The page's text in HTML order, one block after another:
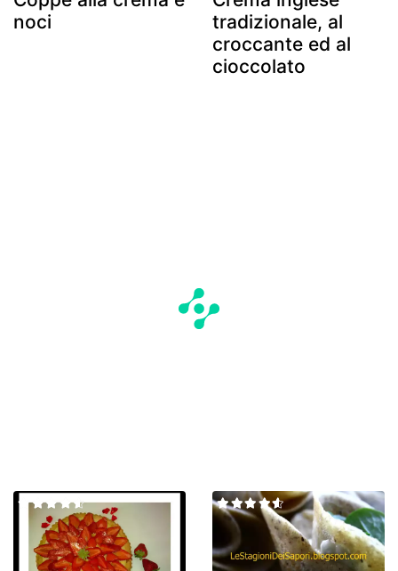
noci
tradizionale, al
croccante ed al
cioccolato